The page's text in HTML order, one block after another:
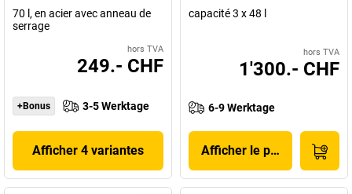
70 l, en acier avec anneau de
serrage
hors TVA
249.- CHF
+Bonus 3-5 Werktage
Afficher 4 variantes
capacité 3 x 48 l
hors TVA
1'300.- CHF
6-9 Werktage
Afficher le produit